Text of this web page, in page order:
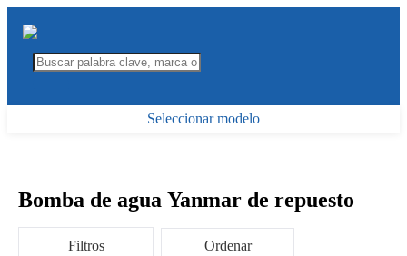
Seleccionar modelo
Bomba de agua Yanmar de repuesto
Filtros Ordenar